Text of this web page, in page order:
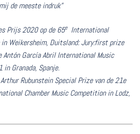
de meeste indruk”
Prijs 2020 op de 65eInternational
in Weikersheim, Duitsland: Jury:first prize
Antón García Abril International Music
Granada, Spanje.
Rubunstein Special Prize van de 21e
Chamber Music Competition in Lodz,